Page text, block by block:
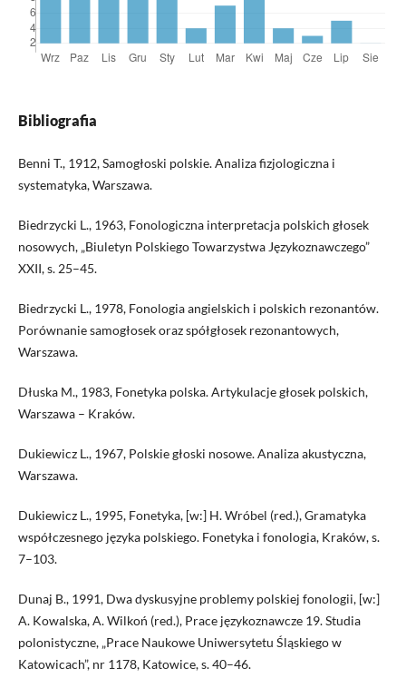
Bibliografia
Benni T., 1912, Samogłoski polskie. Analiza fizjologiczna i
systematyka, Warszawa.
Biedrzycki L., 1963, Fonologiczna interpretacja polskich głosek
nosowych, „Biuletyn Polskiego Towarzystwa Językoznawczego”
XXII, s. 25–45.
Biedrzycki L., 1978, Fonologia angielskich i polskich rezonantów.
Porównanie samogłosek oraz spółgłosek rezonantowych,
Warszawa.
Dłuska M., 1983, Fonetyka polska. Artykulacje głosek polskich,
Warszawa – Kraków.
Dukiewicz L., 1967, Polskie głoski nosowe. Analiza akustyczna,
Warszawa.
Dukiewicz L., 1995, Fonetyka, [w:] H. Wróbel (red.), Gramatyka
współczesnego języka polskiego. Fonetyka i fonologia, Kraków, s.
7–103.
Dunaj B., 1991, Dwa dyskusyjne problemy polskiej fonologii, [w:]
A. Kowalska, A. Wilkoń (red.), Prace językoznawcze 19. Studia
polonistyczne, „Prace Naukowe Uniwersytetu Śląskiego w
Katowicach”, nr 1178, Katowice, s. 40–46.